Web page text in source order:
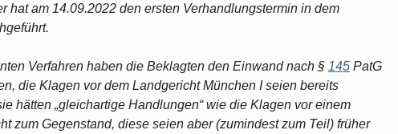
hat am 14.09.2022 den ersten Verhandlungstermin in dem
Verfahren haben die Beklagten den Einwand nach § 145 PatG
die Klagen vor dem Landgericht München I seien bereits
hätten „gleichartige Handlungen“ wie die Klagen vor einem
zum Gegenstand, diese seien aber (zumindest zum Teil) früher